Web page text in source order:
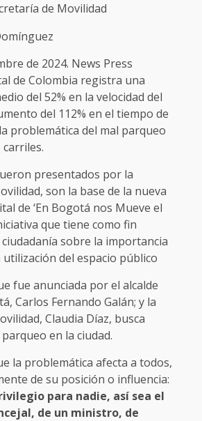
de Movilidad
de 2024. News Press
de Colombia registra una
del 52% en la velocidad del
del 112% en el tiempo de
problemática del mal parqueo
carriles.
presentados por la
son la base de la nueva
de ‘En Bogotá nos Mueve el
que tiene como fin
sobre la importancia
del espacio público
fue anunciada por el alcalde
Carlos Fernando Galán; y la
Claudia Díaz, busca
en la ciudad.
la problemática afecta a todos,
de su posición o influencia:
para nadie, así sea el
de un ministro, de